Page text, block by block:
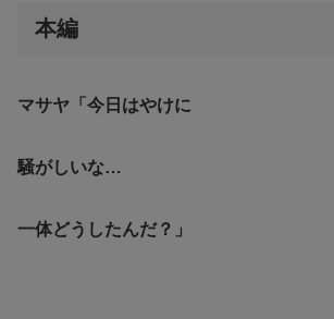
本編
マサヤ「今日はやけに
騒がしいな…
一体どうしたんだ？」